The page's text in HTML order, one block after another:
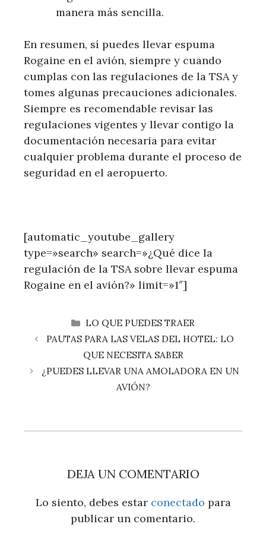
manera más sencilla.
En resumen, sí puedes llevar espuma
Rogaine en el avión, siempre y cuando
cumplas con las regulaciones de la TSA y
tomes algunas precauciones adicionales.
Siempre es recomendable revisar las
regulaciones vigentes y llevar contigo la
documentación necesaria para evitar
cualquier problema durante el proceso de
seguridad en el aeropuerto.
[automatic_youtube_gallery
type=»search» search=»¿Qué dice la
regulación de la TSA sobre llevar espuma
Rogaine en el avión?» limit=»1″]
CATEGORÍAS
LO QUE PUEDES TRAER
PAUTAS PARA LAS VELAS DEL HOTEL: LO
QUE NECESITA SABER
¿PUEDES LLEVAR UNA AMOLADORA EN UN
AVIÓN?
DEJA UN COMENTARIO
Lo siento, debes estar conectado para
publicar un comentario.